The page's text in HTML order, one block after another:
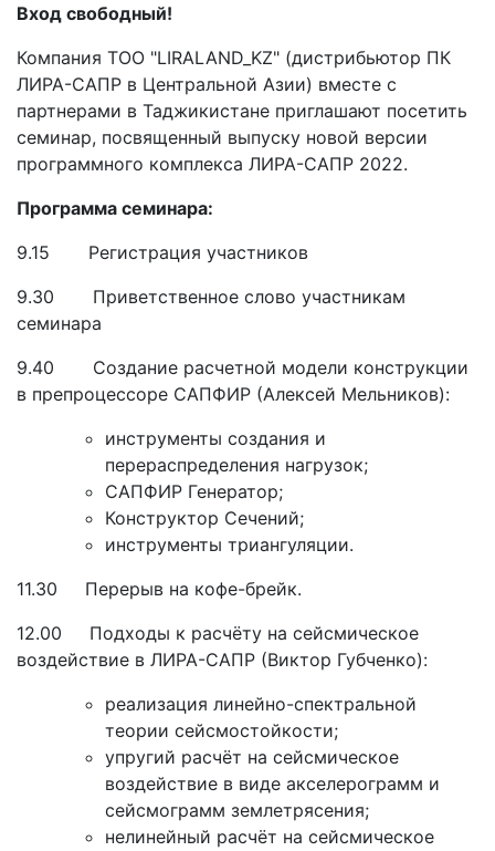
Вход свободный!
Компания ТОО "LIRALAND_KZ" (дистрибьютор ПК
ЛИРА-САПР в Центральной Азии) вместе с
партнерами в Таджикистане приглашают посетить
семинар, посвященный выпуску новой версии
программного комплекса ЛИРА-САПР 2022.
Программа семинара:
9.15 Регистрация участников
9.30 Приветственное слово участникам
семинара
9.40 Создание расчетной модели конструкции
в препроцессоре САПФИР (Алексей Мельников):
инструменты создания и
перераспределения нагрузок;
САПФИР Генератор;
Конструктор Сечений;
инструменты триангуляции.
11.30 Перерыв на кофе-брейк.
12.00 Подходы к расчёту на сейсмическое
воздействие в ЛИРА-САПР (Виктор Губченко):
реализация линейно-спектральной
теории сейсмостойкости;
упругий расчёт на сейсмическое
воздействие в виде акселерограмм и
сейсмограмм землетрясения;
нелинейный расчёт на сейсмическое